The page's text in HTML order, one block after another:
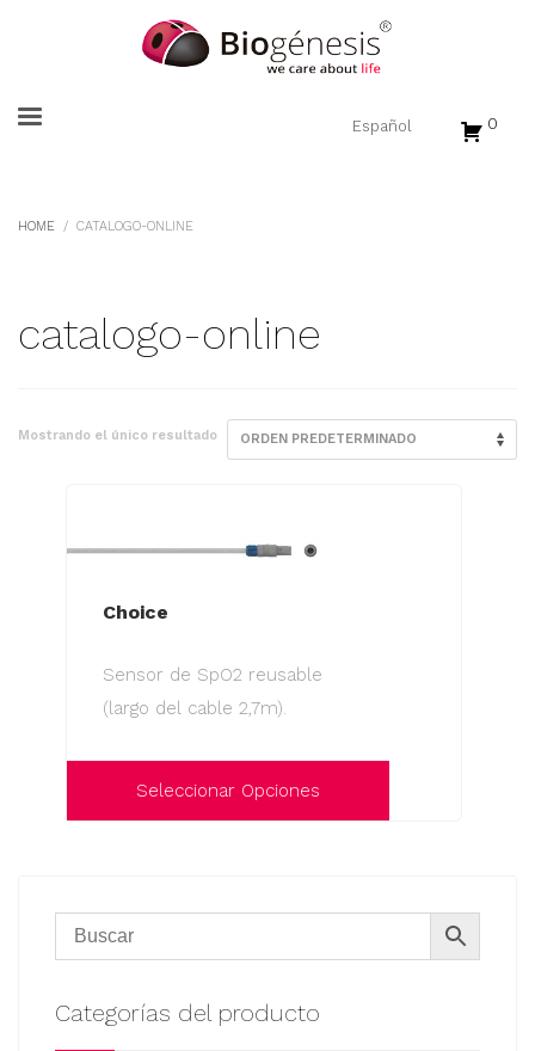
0
HOME CATALOGO-ONLINE
catalogo-online
Mostrando el único resultado
Choice
Sensor de SpO2 reusable
(largo del cable 2,7m).
Seleccionar Opciones
múltiples
Las
Categorías del producto